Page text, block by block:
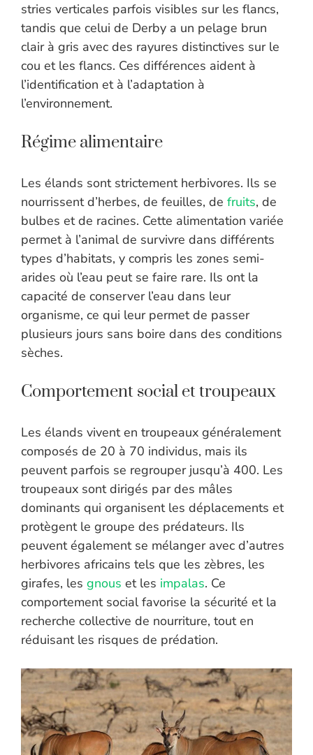
stries verticales parfois visibles sur les flancs,
tandis que celui de Derby a un pelage brun
clair à gris avec des rayures distinctives sur le
cou et les flancs. Ces différences aident à
l’identification et à l’adaptation à
l’environnement.
Régime alimentaire
Les élands sont strictement herbivores. Ils se
nourrissent d’herbes, de feuilles, de fruits, de
bulbes et de racines. Cette alimentation variée
permet à l’animal de survivre dans différents
types d’habitats, y compris les zones semi-
arides où l’eau peut se faire rare. Ils ont la
capacité de conserver l’eau dans leur
organisme, ce qui leur permet de passer
plusieurs jours sans boire dans des conditions
sèches.
Comportement social et troupeaux
Les élands vivent en troupeaux généralement
composés de 20 à 70 individus, mais ils
peuvent parfois se regrouper jusqu’à 400. Les
troupeaux sont dirigés par des mâles
dominants qui organisent les déplacements et
protègent le groupe des prédateurs. Ils
peuvent également se mélanger avec d’autres
herbivores africains tels que les zèbres, les
girafes, les gnous et les impalas. Ce
comportement social favorise la sécurité et la
recherche collective de nourriture, tout en
réduisant les risques de prédation.